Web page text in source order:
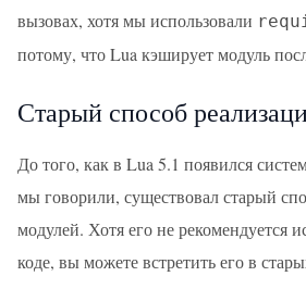
вызовах, хотя мы использовали
потому, что Lua кэширует модуль
Старый способ
До того, как в Lua 5.1 появился
мы говорили, существовал старый
модулей. Хотя его не рекомендуется
коде, вы можете встретить его в